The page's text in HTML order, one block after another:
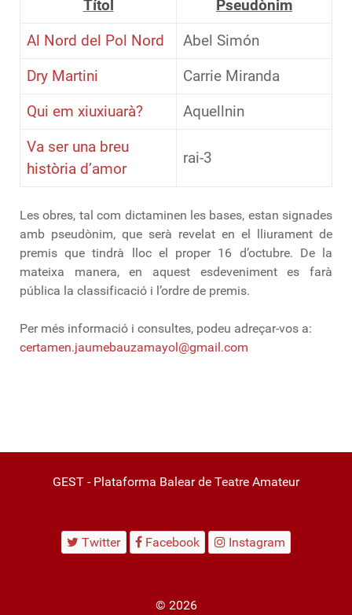
Títol Pseudònim
Al Nord del Pol Nord Abel Simón
Dry Martini Carrie Miranda
Qui em xiuxiuarà? Aquellnin
Va ser una breu
història d’amor
rai-3
Les obres, tal com dictaminen les bases, estan signades
amb pseudònim, que serà revelat en el lliurament de
premis que tindrà lloc el proper 16 d’octubre. De la
mateixa manera, en aquest esdeveniment es farà
pública la classificació i l’ordre de premis.
Per més informació i consultes, podeu adreçar-vos a:
certamen.jaumebauzamayol@gmail.com
GEST - Plataforma Balear de Teatre Amateur
Twitter Facebook Instagram
© 2026